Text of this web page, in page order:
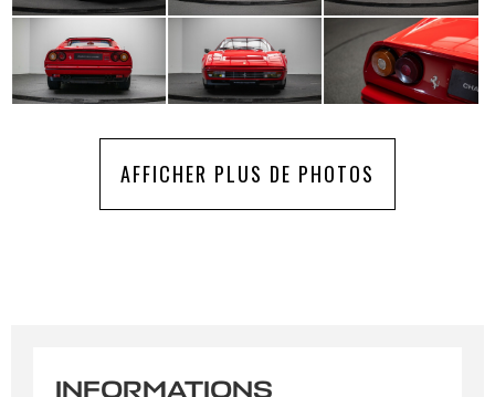
AFFICHER PLUS DE PHOTOS